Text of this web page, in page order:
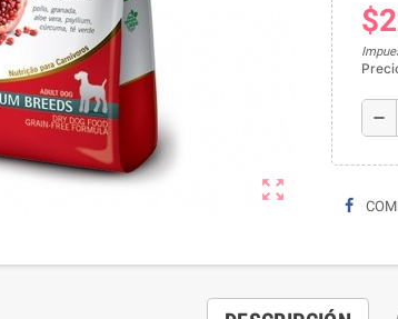
zoom_out_map
remove